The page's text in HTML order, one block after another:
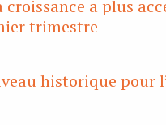
croissance a plus
trimestre
historique pour